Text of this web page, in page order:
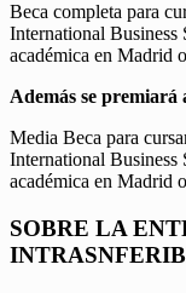
Beca completa para
International Business
académica en Madrid
Además se premiará
Media Beca para
International Business
académica en Madrid
SOBRE LA